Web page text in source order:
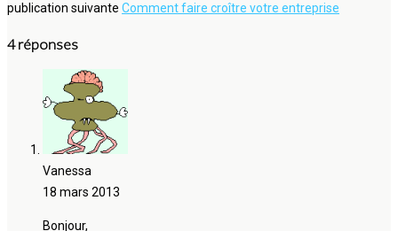
publication suivante Comment faire croître votre entreprise
4 réponses
Vanessa
18 mars 2013
Bonjour,